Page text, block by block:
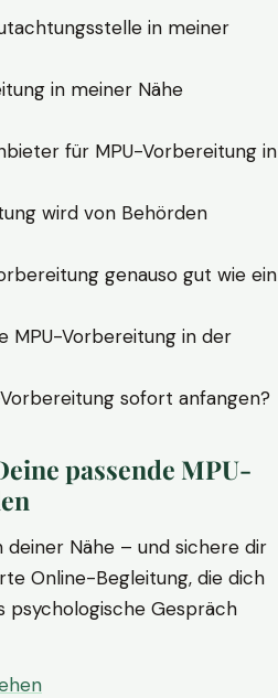
in meiner
in meiner Nähe
für MPU-Vorbereitung in
wird von Behörden
genauso gut wie ein
MPU-Vorbereitung in der
sofort anfangen?
passende MPU-
Nähe – und sichere dir
Online-Begleitung, die dich
Gespräch